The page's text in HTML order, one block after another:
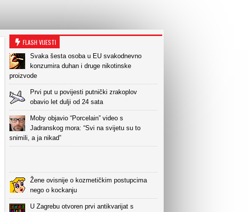
FLASH VIJESTI
Svaka šesta osoba u EU svakodnevno
konzumira duhan i druge nikotinske
proizvode
Prvi put u povijesti putnički zrakoplov
obavio let dulji od 24 sata
Moby objavio “Porcelain” video s
Jadranskog mora: “Svi na svijetu su to
snimili, a ja nikad”
Žene ovisnije o kozmetičkim postupcima
nego o kockanju
U Zagrebu otvoren prvi antikvarijat s